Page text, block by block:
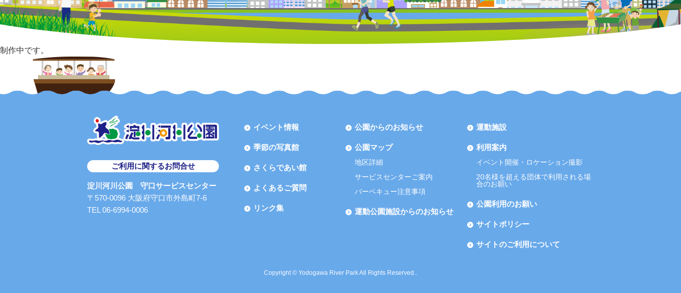
制作中です。
ご利用に関するお問合せ
淀川河川公園 守口サービスセンター
〒570-0096 大阪府守口市外島町7-6
TEL 06-6994-0006
イベント情報
季節の写真館
さくらであい館
よくあるご質問
リンク集
公園からのお知らせ
公園マップ
地区詳細
サービスセンターご案内
バーベキュー注意事項
運動公園施設からのお知らせ
運動施設
利用案内
イベント開催・ロケーション撮影
20名様を超える団体で利用される場
合のお願い
公園利用のお願い
サイトポリシー
サイトのご利用について
Copyright © Yodogawa River Park All Rights Reserved..